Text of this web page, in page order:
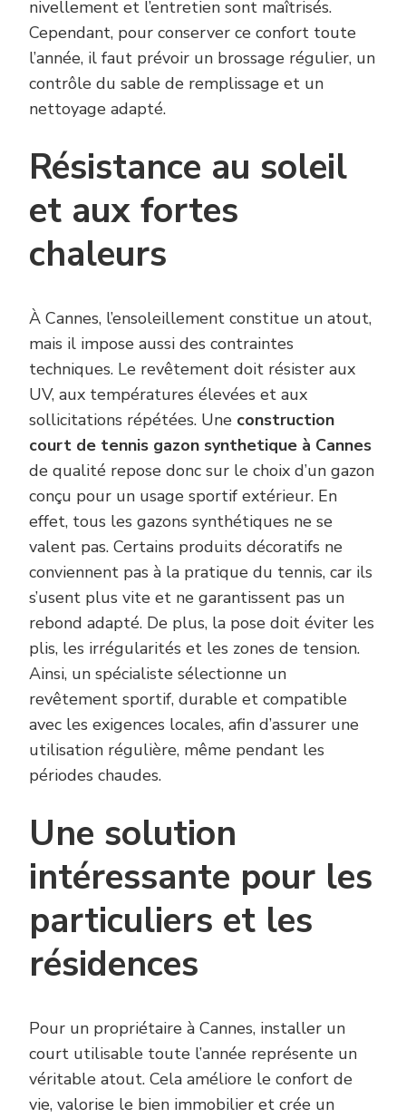
nivellement et l’entretien sont maîtrisés.
Cependant, pour conserver ce confort toute
l’année, il faut prévoir un brossage régulier, un
contrôle du sable de remplissage et un
nettoyage adapté.
Résistance au soleil
et aux fortes
chaleurs
À Cannes, l’ensoleillement constitue un atout,
mais il impose aussi des contraintes
techniques. Le revêtement doit résister aux
UV, aux températures élevées et aux
sollicitations répétées. Une construction
court de tennis gazon synthetique à Cannes
de qualité repose donc sur le choix d’un gazon
conçu pour un usage sportif extérieur. En
effet, tous les gazons synthétiques ne se
valent pas. Certains produits décoratifs ne
conviennent pas à la pratique du tennis, car ils
s’usent plus vite et ne garantissent pas un
rebond adapté. De plus, la pose doit éviter les
plis, les irrégularités et les zones de tension.
Ainsi, un spécialiste sélectionne un
revêtement sportif, durable et compatible
avec les exigences locales, afin d’assurer une
utilisation régulière, même pendant les
périodes chaudes.
Une solution
intéressante pour les
particuliers et les
résidences
Pour un propriétaire à Cannes, installer un
court utilisable toute l’année représente un
véritable atout. Cela améliore le confort de
vie, valorise le bien immobilier et crée un